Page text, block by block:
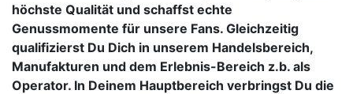
höchste Qualität und schaffst echte
Genussmomente für unsere Fans. Gleichzeitig
qualifizierst Du Dich in unserem Handelsbereich,
Manufakturen und dem Erlebnis-Bereich z.b. als
Operator. In Deinem Hauptbereich verbringst Du die